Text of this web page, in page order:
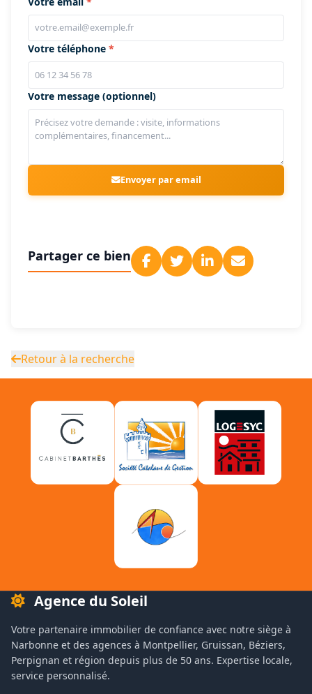
Votre téléphone
Votre message (optionnel)
Envoyer par email
Partager ce bien
Retour à la recherche
Agence du Soleil
Votre partenaire immobilier de confiance avec notre siège à
Narbonne et des agences à Montpellier, Gruissan, Béziers,
Perpignan et région depuis plus de 50 ans. Expertise locale,
service personnalisé.